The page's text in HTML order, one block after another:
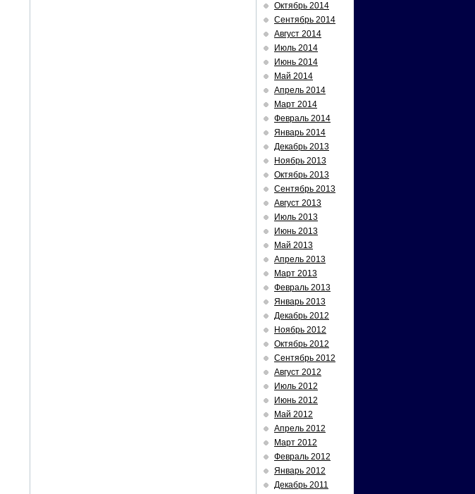
Октябрь 2014
Сентябрь 2014
Август 2014
Июль 2014
Июнь 2014
Май 2014
Апрель 2014
Март 2014
Февраль 2014
Январь 2014
Декабрь 2013
Ноябрь 2013
Октябрь 2013
Сентябрь 2013
Август 2013
Июль 2013
Июнь 2013
Май 2013
Апрель 2013
Март 2013
Февраль 2013
Январь 2013
Декабрь 2012
Ноябрь 2012
Октябрь 2012
Сентябрь 2012
Август 2012
Июль 2012
Июнь 2012
Май 2012
Апрель 2012
Март 2012
Февраль 2012
Январь 2012
Декабрь 2011